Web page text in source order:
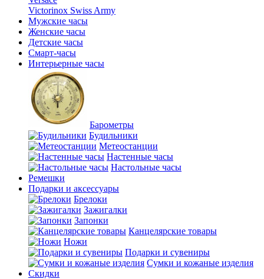
Victorinox Swiss Army
Мужские часы
Женские часы
Детские часы
Смарт-часы
Интерьерные часы
Барометры
Будильники
Метеостанции
Настенные часы
Настольные часы
Ремешки
Подарки и аксессуары
Брелоки
Зажигалки
Запонки
Канцелярские товары
Ножи
Подарки и сувениры
Сумки и кожаные изделия
Скидки